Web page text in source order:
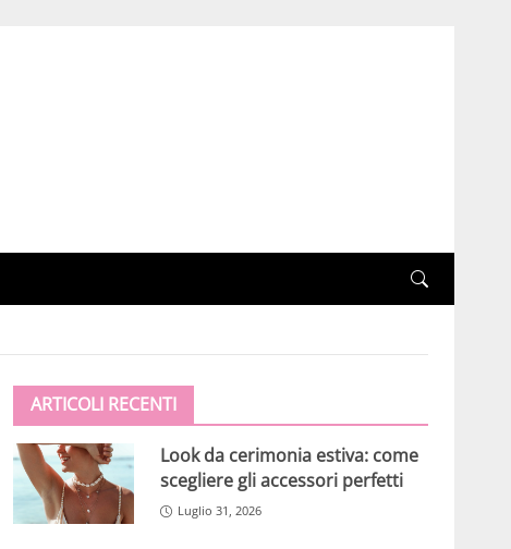
ARTICOLI RECENTI
Look da cerimonia estiva: come
scegliere gli accessori perfetti
Luglio 31, 2026